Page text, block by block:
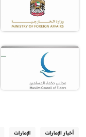
أخبار الإمارات الإمارات